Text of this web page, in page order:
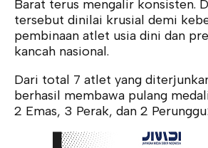
Barat terus mengalir konsisten.
tersebut dinilai krusial demi
pembinaan atlet usia dini dan
kancah nasional.
Dari total 7 atlet yang
berhasil membawa pulang
2 Emas, 3 Perak, dan 2 Perunggu: